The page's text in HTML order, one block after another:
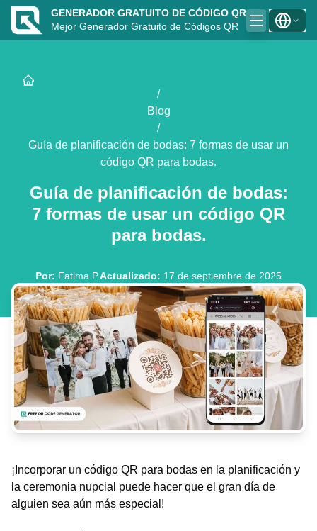
GENERADOR GRATUITO DE CÓDIGO QR
Mejor Generador Gratuito de Códigos QR
/
Blog
/
Guía de planificación de bodas: 7 formas de usar un
código QR para bodas.
Guía de planificación de bodas:
7 formas de usar un código QR
para bodas.
Por: Fatima P.Actualizado: 17 de septiembre de 2025
¡Incorporar un código QR para bodas en la planificación y
la ceremonia nupcial puede hacer que el gran día de
alguien sea aún más especial!